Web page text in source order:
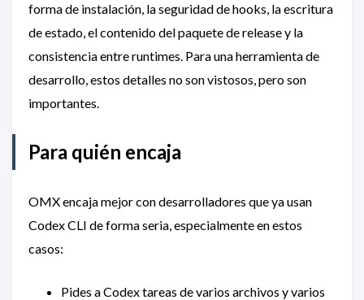
forma de instalación, la seguridad de hooks, la escritura
de estado, el contenido del paquete de release y la
consistencia entre runtimes. Para una herramienta de
desarrollo, estos detalles no son vistosos, pero son
importantes.
Para quién encaja
OMX encaja mejor con desarrolladores que ya usan
Codex CLI de forma seria, especialmente en estos
casos:
Pides a Codex tareas de varios archivos y varios